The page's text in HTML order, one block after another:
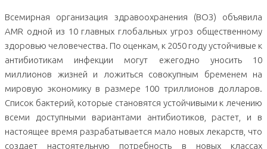
Всемирная организация здравоохранения (ВОЗ) объявила
AMR одной из 10 главных глобальных угроз общественному
здоровью человечества. По оценкам, к 2050 году устойчивые к
антибиотикам инфекции могут ежегодно уносить 10
миллионов жизней и ложиться совокупным бременем на
мировую экономику в размере 100 триллионов долларов.
Список бактерий, которые становятся устойчивыми к лечению
всеми доступными вариантами антибиотиков, растет, и в
настоящее время разрабатывается мало новых лекарств, что
создает настоятельную потребность в новых классах